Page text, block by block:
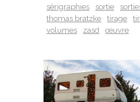
sérigraphies
sortie
thomas bratzke
tirage
volumes
zasd œuvre